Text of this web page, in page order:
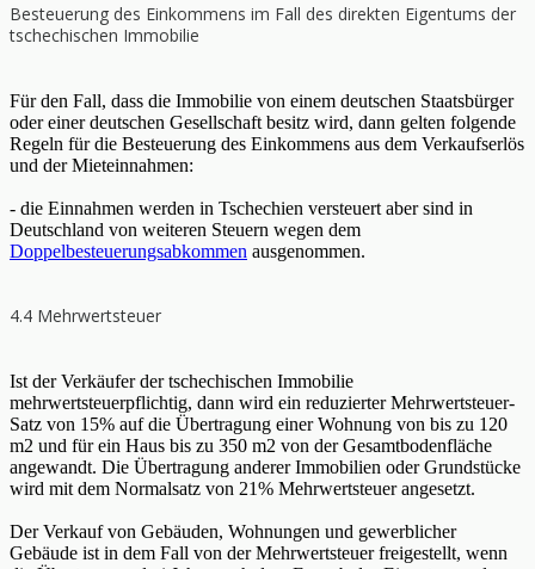
Besteuerung des Einkommens im Fall des direkten Eigentums der
tschechischen Immobilie
Für den Fall, dass die Immobilie von einem deutschen Staatsbürger
oder einer deutschen Gesellschaft besitz wird, dann gelten folgende
Regeln für die Besteuerung des Einkommens aus dem Verkaufserlös
und der Mieteinnahmen:
- die Einnahmen werden in Tschechien versteuert aber sind in
Deutschland von weiteren Steuern wegen dem
Doppelbesteuerungsabkommen ausgenommen.
4.4 Mehrwertsteuer
Ist der Verkäufer der tschechischen Immobilie
mehrwertsteuerpflichtig, dann wird ein reduzierter Mehrwertsteuer-
Satz von 15% auf die Übertragung einer Wohnung von bis zu 120
m2 und für ein Haus bis zu 350 m2 von der Gesamtbodenfläche
angewandt. Die Übertragung anderer Immobilien oder Grundstücke
wird mit dem Normalsatz von 21% Mehrwertsteuer angesetzt.
Der Verkauf von Gebäuden, Wohnungen und gewerblicher
Gebäude ist in dem Fall von der Mehrwertsteuer freigestellt, wenn